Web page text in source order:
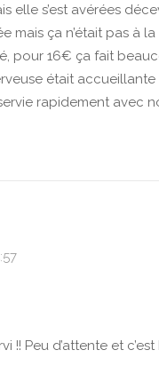
elle s’est avérées
mais ça n’était pas à
pour 16€ ça fait
était
rapidement avec
!! Peu d’attente et c’est